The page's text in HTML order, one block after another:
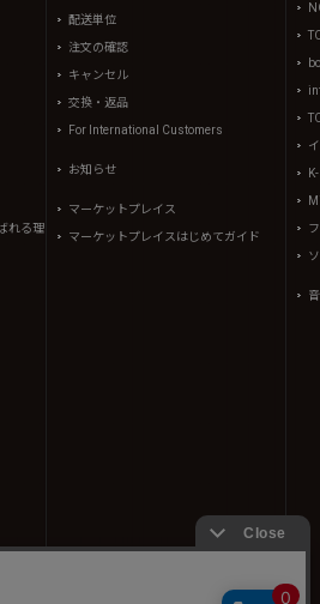
れる理
配送単位
注文の確認
キャンセル
交換・返品
For International Customers
お知らせ
マーケットプレイス
マーケットプレイスはじめてガイド